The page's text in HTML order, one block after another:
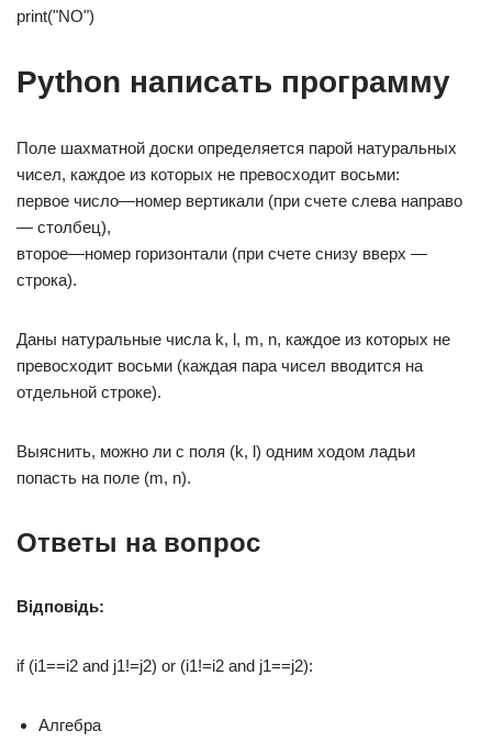
print("NO")
Python написать программу
Поле шахматной доски определяется парой натуральных
чисел, каждое из которых не превосходит восьми:
первое число—номер вертикали (при счете слева направо
— столбец),
второе—номер горизонтали (при счете снизу вверх —
строка).
Даны натуральные числа k, l, m, n, каждое из которых не
превосходит восьми (каждая пара чисел вводится на
отдельной строке).
Выяснить, можно ли с поля (k, l) одним ходом ладьи
попасть на поле (m, n).
Ответы на вопрос
Відповідь:
if (i1==i2 and j1!=j2) or (i1!=i2 and j1==j2):
Алгебра